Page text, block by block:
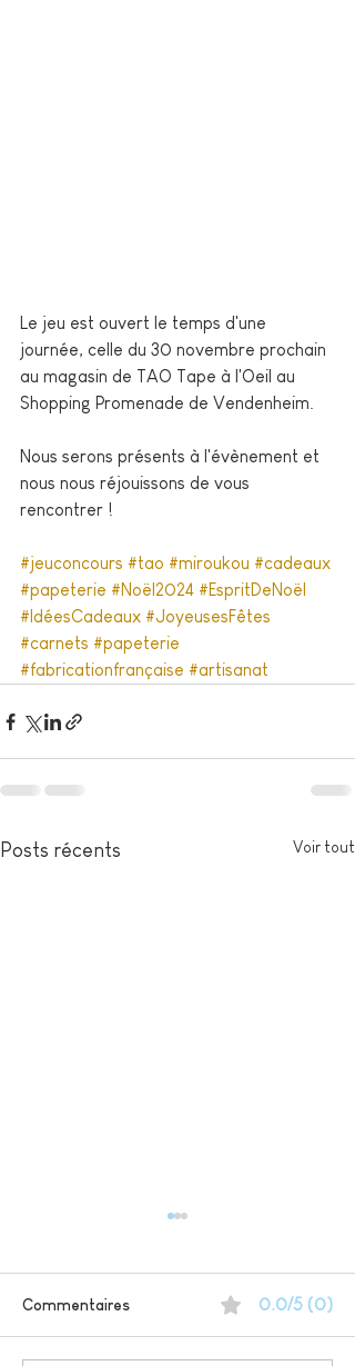
Le jeu est ouvert le temps d'une
journée, celle du 30 novembre prochain
au magasin de TAO Tape à l'Oeil au
Shopping Promenade de Vendenheim.
Nous serons présents à l'évènement et
nous nous réjouissons de vous
rencontrer !
#jeuconcours #tao #miroukou #cadeaux
#papeterie #Noël2024 #EspritDeNoël
#IdéesCadeaux #JoyeusesFêtes
#carnets #papeterie
#fabricationfrançaise #artisanat
Posts récents Voir tout
Commentaires 0.0/5 (0)